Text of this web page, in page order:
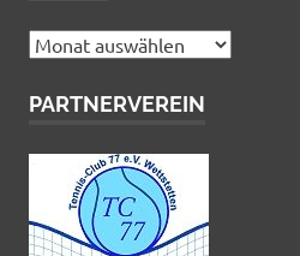
Archiv
PARTNERVEREIN